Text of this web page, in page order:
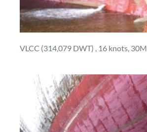
VLCC (314,079 DWT) , 16 knots, 30M